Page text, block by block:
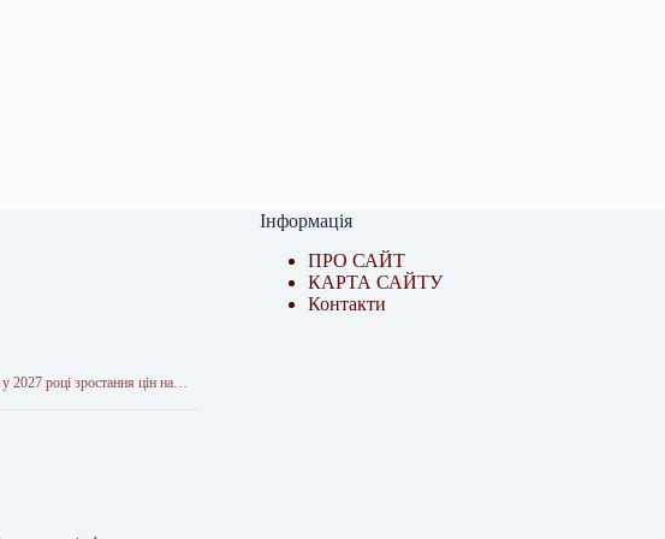
2027 році зростання цін на…
Інформація
ПРО САЙТ
КАРТА САЙТУ
Контакти